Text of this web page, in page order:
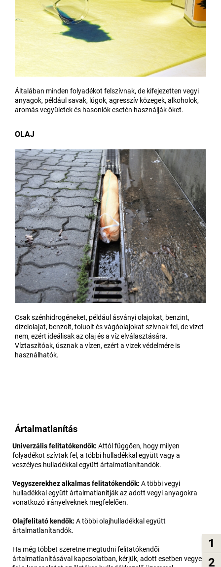
1
2
Általában minden folyadékot felszívnak, de kifejezetten vegyi
anyagok, például savak, lúgok, agresszív közegek, alkoholok,
aromás vegyületek és hasonlók esetén használják őket.
OLAJ
Csak szénhidrogéneket, például ásványi olajokat, benzint,
dízelolajat, benzolt, toluolt és vágóolajokat szívnak fel, de vizet
nem, ezért ideálisak az olaj és a víz elválasztására.
Víztaszítóak, úsznak a vízen, ezért a vizek védelmére is
használhatók.
Ártalmatlanítás
Univerzális felitatókendők: Attól függően, hogy milyen
folyadékot szívtak fel, a többi hulladékkal együtt vagy a
veszélyes hulladékkal együtt ártalmatlanítandók.
Vegyszerekhez alkalmas felitatókendők: A többi vegyi
hulladékkal együtt ártalmatlanítják az adott vegyi anyagokra
vonatkozó irányelveknek megfelelően.
Olajfelitató kendők: A többi olajhulladékkal együtt
ártalmatlanítandók.
Ha még többet szeretne megtudni felitatókendői
ártalmatlanításával kapcsolatban, kérjük, adott esetben vegye